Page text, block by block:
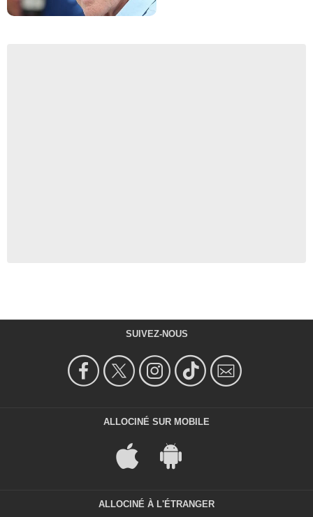
SUIVEZ-NOUS
ALLOCINÉ SUR MOBILE
ALLOCINÉ À L'ÉTRANGER